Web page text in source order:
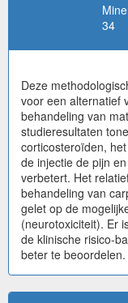
34
Deze
voor een alternatief
behandeling van
studieresultaten
corticosteroïden,
de injectie de pijn
verbetert. Het
behandeling van
gelet op de
(neurotoxiciteit). Er
de klinische risico-
beter te beoordelen.